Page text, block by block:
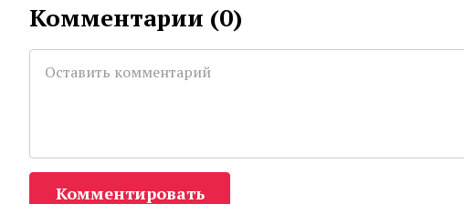
Комментарии (0)
Комментировать